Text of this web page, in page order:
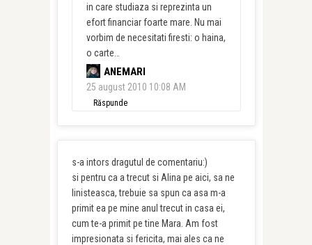
in care studiaza si reprezinta un
efort financiar foarte mare. Nu mai
vorbim de necesitati firesti: o haina,
o carte…
ANEMARI
25 august 2010 10:08 AM
Răspunde
s-a intors dragutul de comentariu:)
si pentru ca a trecut si Alina pe aici, sa ne
linisteasca, trebuie sa spun ca asa m-a
primit ea pe mine anul trecut in casa ei,
cum te-a primit pe tine Mara. Am fost
impresionata si fericita, mai ales ca ne